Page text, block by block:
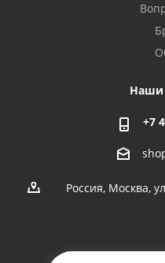
Наши
+7
Россия, Москва,